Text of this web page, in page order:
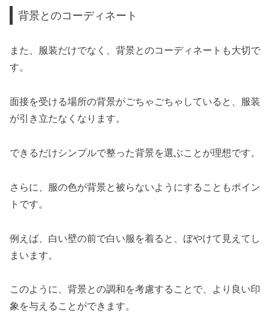
背景とのコーディネート
また、服装だけでなく、背景とのコーディネートも大切で
す。
面接を受ける場所の背景がごちゃごちゃしていると、服装
が引き立たなくなります。
できるだけシンプルで整った背景を選ぶことが理想です。
さらに、服の色が背景と被らないようにすることもポイン
トです。
例えば、白い壁の前で白い服を着ると、ぼやけて見えてし
まいます。
このように、背景との調和を考慮することで、より良い印
象を与えることができます。